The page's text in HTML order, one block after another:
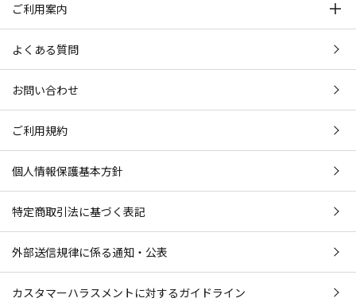
ご利用案内
よくある質問
お問い合わせ
ご利用規約
個人情報保護基本方針
特定商取引法に基づく表記
外部送信規律に係る通知・公表
カスタマーハラスメントに対するガイドライン